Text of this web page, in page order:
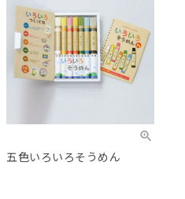
五色いろいろそうめん